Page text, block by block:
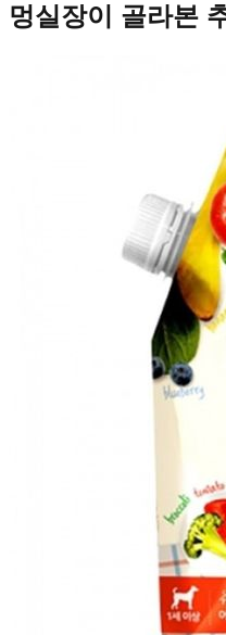
멍실장이 골라본